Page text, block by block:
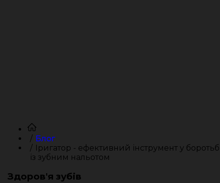
Блог
Іригатор - ефективний інструмент у
із зубним нальотом
Здоров'я зубів